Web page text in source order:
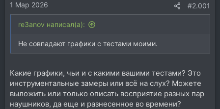
1 Мар 2026 #2.001
re3anov написал(а):
Не совпадают графики с тестами моими.
Какие графики, чьи и с какими вашими тестами? Это
инструментальные замеры или всё на слух? Можете
выложить или только описать восприятие разных пар
наушников, да еще и разнесенное во времени?